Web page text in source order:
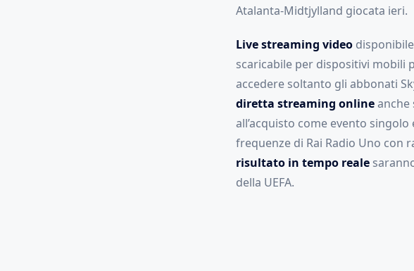
Atalanta-Midtjylland giocata ieri.
Live streaming video
scaricabile per dispositivi mobili
accedere soltanto gli abbonati
diretta streaming onlineanche
all’acquisto come evento
frequenze di Rai Radio Uno con
risultato in tempo reale
della UEFA.